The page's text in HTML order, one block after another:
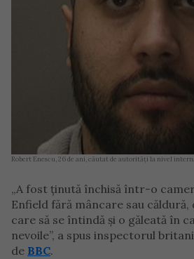
Robert Enescu, 26 de ani, căutat de autorități la nivel
„A fost ținută închisă într-o
Enfield fără mâncare sau
care să se întindă și o găleată în
nevoile”, a spus inspectorul
de BBC.